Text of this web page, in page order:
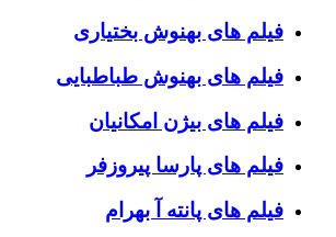
فیلم های بهنوش بختیاری
فیلم های بهنوش طباطبایی
فیلم های بیژن امکانیان
فیلم های پارسا پیروزفر
فیلم های پانته آ بهرام